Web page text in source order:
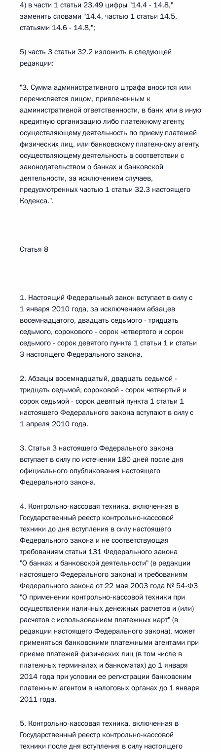
4) в части 1 статьи 23.49 цифры "14.4 - 14.8,"
заменить словами "14.4, частью 1 статьи 14.5,
статьями 14.6 - 14.8,";
5) часть 3 статьи 32.2 изложить в следующей
редакции:
"3. Сумма административного штрафа вносится или
перечисляется лицом, привлеченным к
административной ответственности, в банк или в иную
кредитную организацию либо платежному агенту,
осуществляющему деятельность по приему платежей
физических лиц, или банковскому платежному агенту,
осуществляющему деятельность в соответствии с
законодательством о банках и банковской
деятельности, за исключением случаев,
предусмотренных частью 1 статьи 32.3 настоящего
Кодекса.".
Статья 8
1. Настоящий Федеральный закон вступает в силу с
1 января 2010 года, за исключением абзацев
восемнадцатого, двадцать седьмого - тридцать
седьмого, сорокового - сорок четвертого и сорок
седьмого - сорок девятого пункта 1 статьи 1 и статьи
3 настоящего Федерального закона.
2. Абзацы восемнадцатый, двадцать седьмой -
тридцать седьмой, сороковой - сорок четвертый и
сорок седьмой - сорок девятый пункта 1 статьи 1
настоящего Федерального закона вступают в силу с
1 апреля 2010 года.
3. Статья 3 настоящего Федерального закона
вступает в силу по истечении 180 дней после дня
официального опубликования настоящего
Федерального закона.
4. Контрольно-кассовая техника, включенная в
Государственный реестр контрольно-кассовой
техники до дня вступления в силу настоящего
Федерального закона и не соответствующая
требованиям статьи 131 Федерального закона
"О банках и банковской деятельности" (в редакции
настоящего Федерального закона) и требованиям
Федерального закона от 22 мая 2003 года № 54-ФЗ
"О применении контрольно-кассовой техники при
осуществлении наличных денежных расчетов и (или)
расчетов с использованием платежных карт" (в
редакции настоящего Федерального закона), может
применяться банковскими платежными агентами при
приеме платежей физических лиц (в том числе в
платежных терминалах и банкоматах) до 1 января
2014 года при условии ее регистрации банковским
платежным агентом в налоговых органах до 1 января
2011 года.
5. Контрольно-кассовая техника, включенная в
Государственный реестр контрольно-кассовой
техники после дня вступления в силу настоящего